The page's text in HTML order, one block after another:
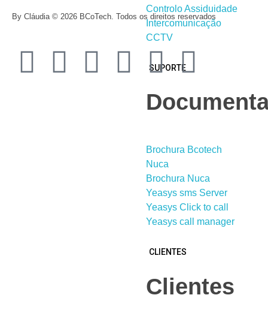
Controlo Assiduidade
Intercomunicação
CCTV
SUPORTE
Brochura Bcotech
Nuca
Brochura Nuca
Yeasys sms Server
Yeasys Click to call
Yeasys call manager
CLIENTES
Clientes
By Cláudia © 2026 BCoTech. Todos os direitos reservados